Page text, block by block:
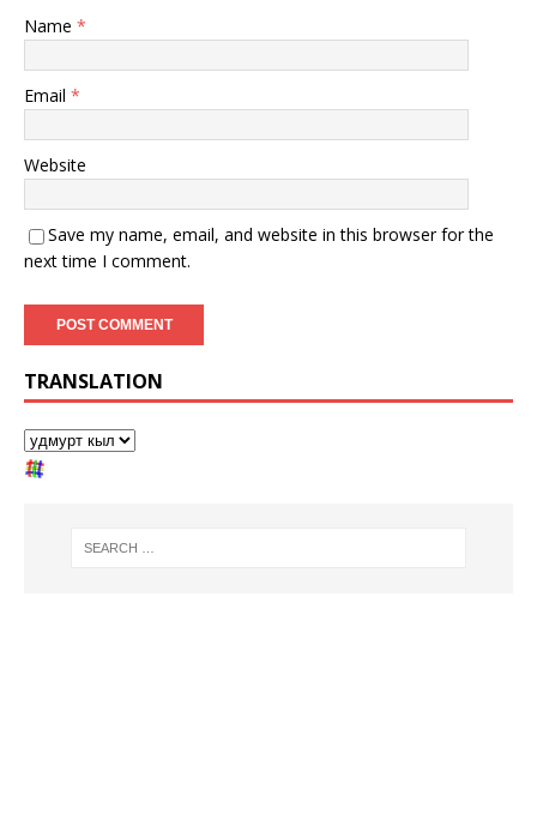
Name *
Email *
Website
Save my name, email, and website in this browser for the
next time I comment.
TRANSLATION